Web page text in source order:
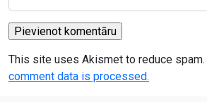
This site uses Akismet to reduce spam.
comment data is processed.